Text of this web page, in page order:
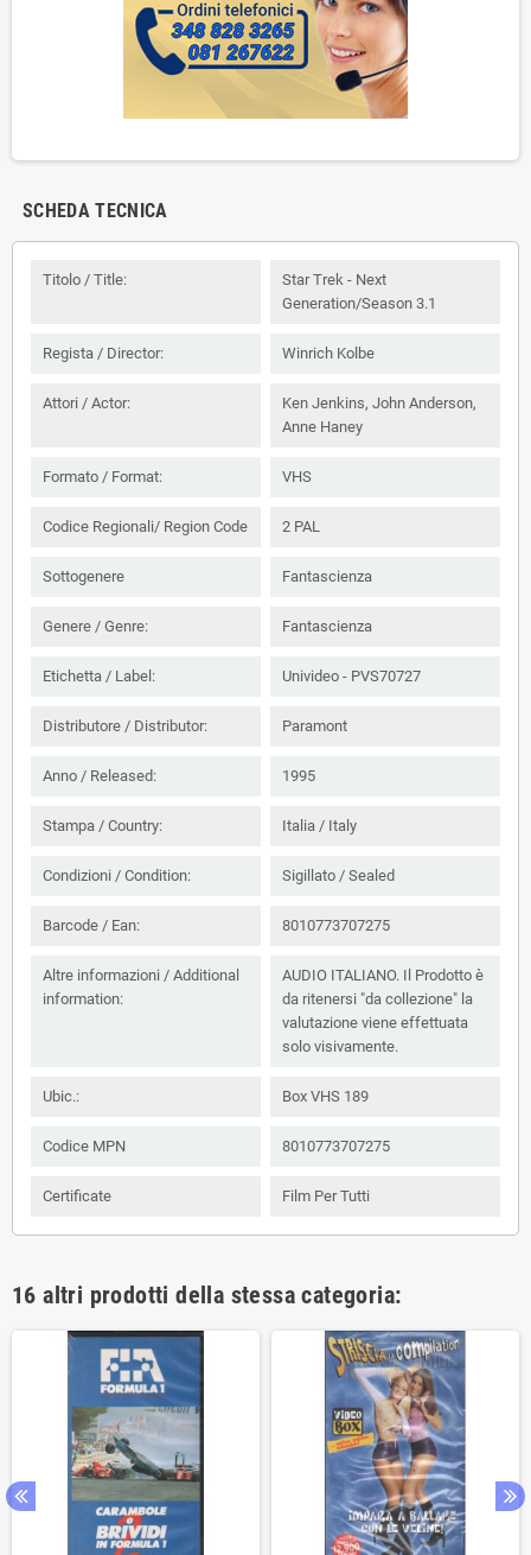
SCHEDA TECNICA
Titolo / Title:
Star Trek - Next
Generation/Season 3.1
Regista / Director: Winrich Kolbe
Attori / Actor:
Ken Jenkins, John Anderson,
Anne Haney
Formato / Format: VHS
Codice Regionali/ Region Code 2 PAL
Sottogenere Fantascienza
Genere / Genre: Fantascienza
Etichetta / Label: Univideo - PVS70727
Distributore / Distributor: Paramont
Anno / Released: 1995
Stampa / Country: Italia / Italy
Condizioni / Condition: Sigillato / Sealed
Barcode / Ean: 8010773707275
Altre informazioni / Additional
information:
AUDIO ITALIANO. Il Prodotto è
da ritenersi "da collezione" la
valutazione viene effettuata
solo visivamente.
Ubic.: Box VHS 189
Codice MPN 8010773707275
Certificate Film Per Tutti
16 altri prodotti della stessa categoria: